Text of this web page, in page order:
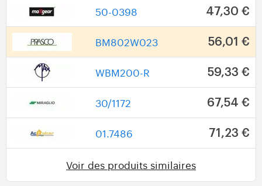
50-0398 47,30 €
BM802W023 56,01 €
WBM200-R 59,33 €
30/1172 67,54 €
01.7486 71,23 €
Voir des produits similaires